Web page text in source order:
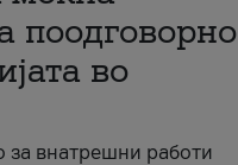
поодговорно
во
за внатрешни работи